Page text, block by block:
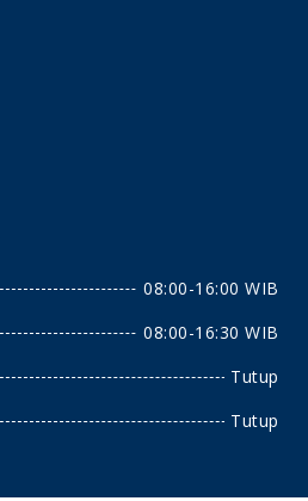
08:00-16:00 WIB
08:00-16:30 WIB
Tutup
Tutup